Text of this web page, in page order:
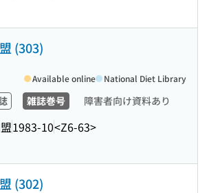
(303)
雑誌巻号 障害者向け資料あり
1983-10<Z6-63>
Available online National Diet Library
(302)